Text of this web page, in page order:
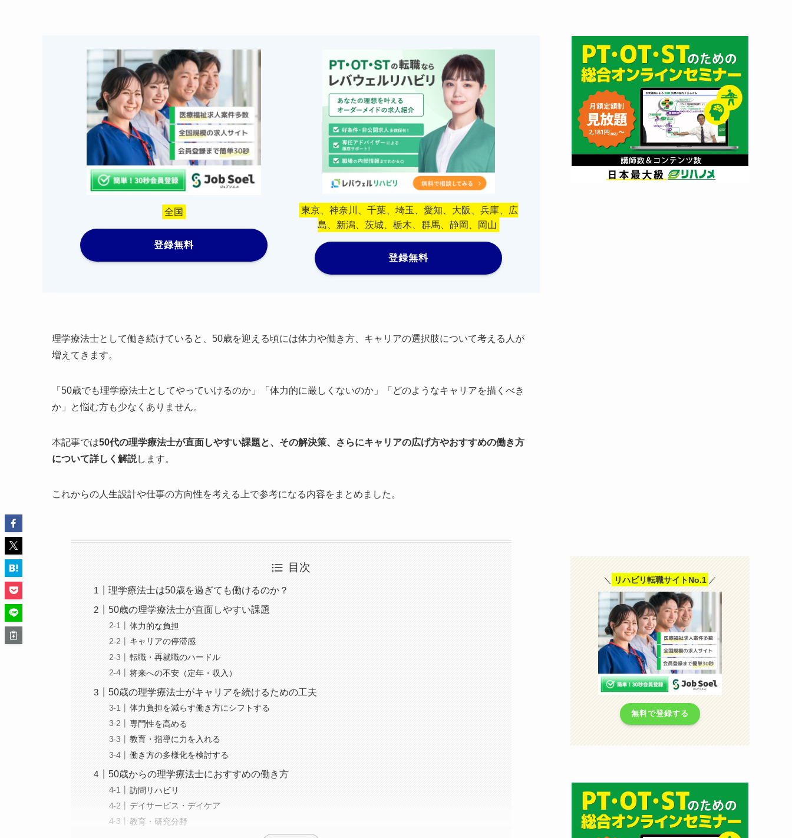
全国
登録無料
東京、神奈川、千葉、埼玉、愛知、大阪、兵庫、広
島、新潟、茨城、栃木、群馬、静岡、岡山
登録無料
理学療法士として働き続けていると、50歳を迎える頃には体力や働き方、キャリアの選択肢について考える人が
増えてきます。
「50歳でも理学療法士としてやっていけるのか」「体力的に厳しくないのか」「どのようなキャリアを描くべき
か」と悩む方も少なくありません。
本記事では50代の理学療法士が直面しやすい課題と、その解決策、さらにキャリアの広げ方やおすすめの働き方
について詳しく解説します。
これからの人生設計や仕事の方向性を考える上で参考になる内容をまとめました。
目次
理学療法士は50歳を過ぎても働けるのか？
50歳の理学療法士が直面しやすい課題
体力的な負担
キャリアの停滞感
転職・再就職のハードル
将来への不安（定年・収入）
50歳の理学療法士がキャリアを続けるための工夫
体力負担を減らす働き方にシフトする
専門性を高める
教育・指導に力を入れる
働き方の多様化を検討する
50歳からの理学療法士におすすめの働き方
訪問リハビリ
デイサービス・デイケア
教育・研究分野
＼ リハビリ転職サイトNo.1 ／
無料で登録する